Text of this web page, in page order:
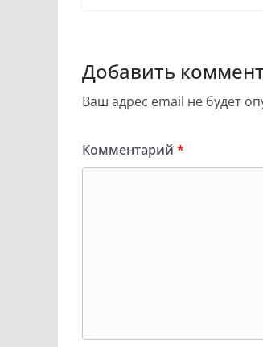
Добавить
Ваш адрес email не будет
Комментарий *